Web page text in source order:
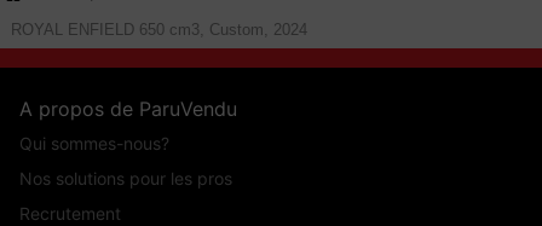
ROYAL ENFIELD 650 cm3, Custom, 2024
A propos de ParuVendu
Qui sommes-nous?
Nos solutions pour les pros
Recrutement